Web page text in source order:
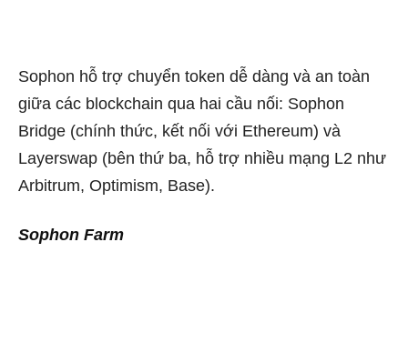
Sophon hỗ trợ chuyển token dễ dàng và an toàn
giữa các blockchain qua hai cầu nối: Sophon
Bridge (chính thức, kết nối với Ethereum) và
Layerswap (bên thứ ba, hỗ trợ nhiều mạng L2 như
Arbitrum, Optimism, Base).
Sophon Farm